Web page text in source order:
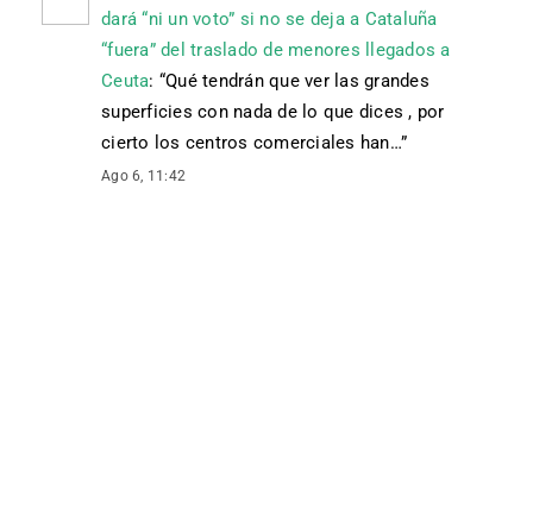
dará “ni un voto” si no se deja a Cataluña
“fuera” del traslado de menores llegados a
Ceuta: “Qué tendrán que ver las grandes
superficies con nada de lo que dices , por
cierto los centros comerciales han…”
Ago 6, 11:42